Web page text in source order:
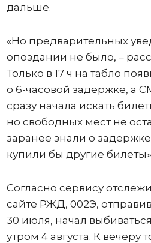
дальше.
«Но предварительных
опоздании не было, –
Только в 17 ч на табло
о 6-часовой задержке, а
сразу начала искать
но свободных мест не
заранее знали о
купили бы другие
Согласно сервису
сайте РЖД, 002Э,
30 июля, начал
утром 4 августа. К вечеру